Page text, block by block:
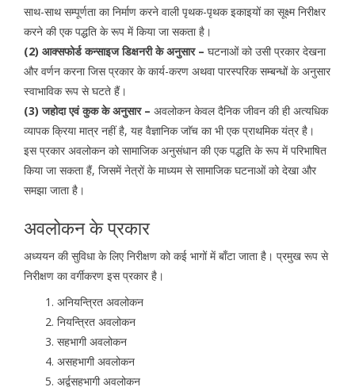
साथ-साथ सम्पूर्णता का निर्माण करने वाली पृथक-पृथक इकाइयों का सूक्ष्म निरीक्षर
करने की एक पद्धति के रूप में किया जा सकता है।
(2) आक्सफोर्ड कन्साइज डिक्षनरी के अनुसार – घटनाओं को उसी प्रकार देखना
और वर्णन करना जिस प्रकार के कार्य-करण अथवा पारस्परिक सम्बन्धों के अनुसार
स्वाभाविक रूप से घटते हैं।
(3) जहोदा एवं कुक के अनुसार – अवलोकन केवल दैनिक जीवन की ही अत्यधिक
व्यापक क्रिया मात्र नहीं है, यह वैज्ञानिक जाॅच का भी एक प्राथमिक यंत्र है।
इस प्रकार अवलोकन को सामाजिक अनुसंधान की एक पद्धति के रूप में परिभाषित
किया जा सकता हैं, जिसमें नेत्रों के माध्यम से सामाजिक घटनाओं को देखा और
समझा जाता है।
अवलोकन के प्रकार
अध्ययन की सुविधा के लिए निरीक्षण को कई भागों में बाँटा जाता है। प्रमुख रूप से
निरीक्षण का वर्गीकरण इस प्रकार है।
अनियन्त्रित अवलोकन
नियन्त्रित अवलोकन
सहभागी अवलोकन
असहभागी अवलोकन
अर्द्वसहभागी अवलोकन